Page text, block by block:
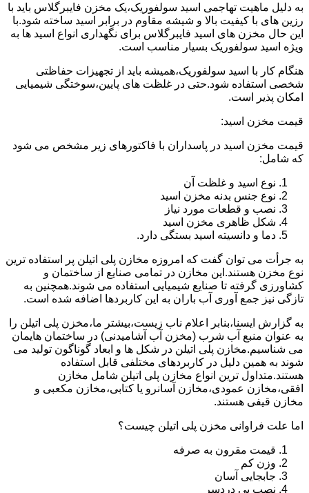
به دلیل ماهیت تهاجمی اسید سولفوریک،یک مخزن فایبرگلاس باید با
رزین های با کیفیت بالا و شیشه مقاوم در برابر اسید ساخته شود.با
این حال مخزن های اسید فایبرگلاس برای نگهداری انواع اسید ها به
ویژه اسید سولفوریک بسیار مناسب است.
هنگام کار با اسید سولفوریک،همیشه باید از تجهیزات حفاظتی
شخصی استفاده شود.حتی در غلظت های پایین،سوختگی شیمیایی
امکان پذیر است.
قیمت مخزن اسید:
قیمت مخزن اسید در پاسداران با فاکتورهای زیر مشخص می شود
که شامل:
نوع اسید و غلظت آن
نوع جنس بدنه مخزن اسید
نصب و قطعات مورد نیاز
شکل ظاهری مخزن اسید
دما و دانسیته اسید بستگی دارد.
به جرأت می توان گفت که امروزه مخازن پلی اتیلن پر استفاده ترین
نوع مخزن هستند.این مخازن در تمامی صنایع از ساختمان و
کشاورزی گرفته تا صنایع شیمیایی استفاده می شوند.همچنین به
تازگی نیز جمع آوری آب باران به این کاربردها اضافه شده است.
به گزارش ایسنا،بنابر اعلام ناب زیست،بیشتر ما،مخزن پلی اتیلن را
به عنوان منبع آب شرب (مخزن آب آشامیدنی) در ساختمان هایمان
می شناسیم.مخازن پلی اتیلن در شکل ها و ابعاد گوناگون تولید می
شوند به همین دلیل در کاربردهای مختلفی قابل استفاده
هستند.متداول ترین انواع مخازن پلی اتیلن شامل مخازن
افقی،مخازن عمودی،مخازن آسانرو یا کتابی،مخازن مکعبی و
مخازن قیفی هستند.
اما علت فراوانی مخزن پلی اتیلن چیست؟
قیمت مقرون به صرفه
وزن کم
جابجایی آسان
نصب بی دردسر